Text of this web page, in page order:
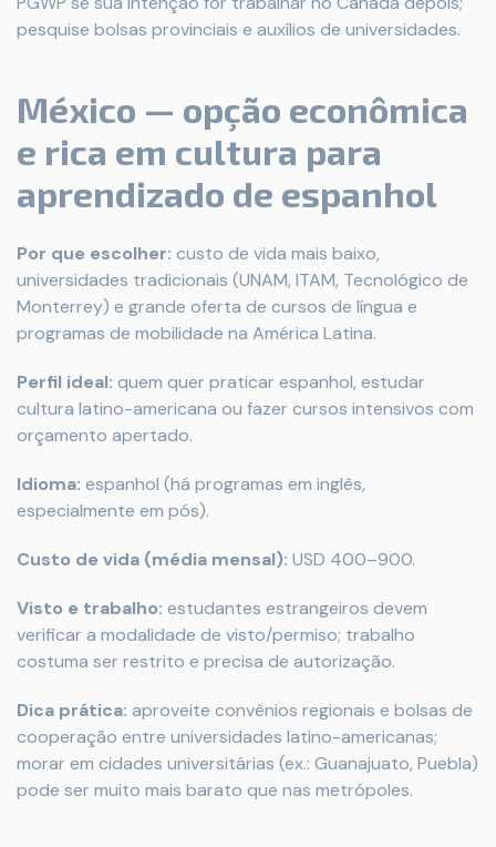
pesquise bolsas provinciais e auxílios de universidades.
México — opção econômica
e rica em cultura para
aprendizado de espanhol
Por que escolher: custo de vida mais baixo,
universidades tradicionais (UNAM, ITAM, Tecnológico de
Monterrey) e grande oferta de cursos de língua e
programas de mobilidade na América Latina.
Perfil ideal: quem quer praticar espanhol, estudar
cultura latino-americana ou fazer cursos intensivos com
orçamento apertado.
Idioma: espanhol (há programas em inglês,
especialmente em pós).
Custo de vida (média mensal): USD 400–900.
Visto e trabalho: estudantes estrangeiros devem
verificar a modalidade de visto/permiso; trabalho
costuma ser restrito e precisa de autorização.
Dica prática: aproveite convênios regionais e bolsas de
cooperação entre universidades latino-americanas;
morar em cidades universitárias (ex.: Guanajuato, Puebla)
pode ser muito mais barato que nas metrópoles.